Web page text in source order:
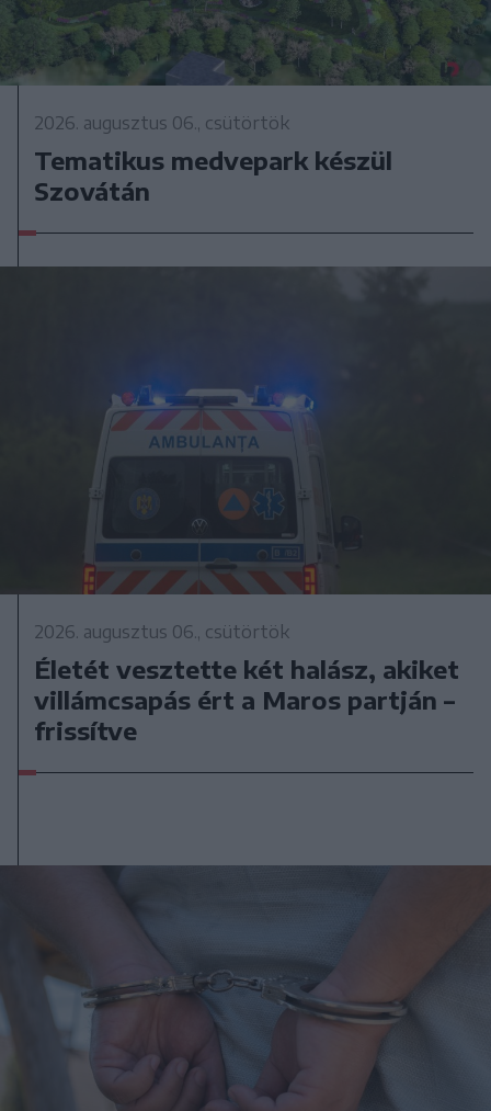
2026. augusztus 06., csütörtök
Tematikus medvepark készül
Szovátán
2026. augusztus 06., csütörtök
Életét vesztette két halász, akiket
villámcsapás ért a Maros partján –
frissítve